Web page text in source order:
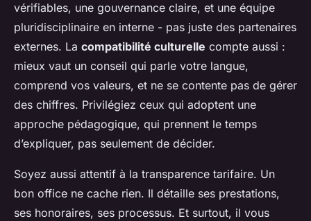
vérifiables, une gouvernance claire, et une équipe
pluridisciplinaire en interne - pas juste des partenaires
externes. La compatibilité culturelle compte aussi :
mieux vaut un conseil qui parle votre langue,
comprend vos valeurs, et ne se contente pas de gérer
des chiffres. Privilégiez ceux qui adoptent une
approche pédagogique, qui prennent le temps
d’expliquer, pas seulement de décider.
Soyez aussi attentif à la transparence tarifaire. Un
bon office ne cache rien. Il détaille ses prestations,
ses honoraires, ses processus. Et surtout, il vous